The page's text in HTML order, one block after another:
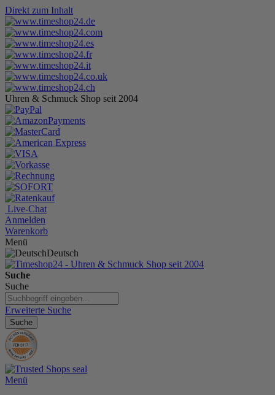
Direkt zum Inhalt
Uhren & Schmuck Shop seit 2004
Live-Chat
Anmelden
Warenkorb
Menü
Deutsch
Suche
Suche
Erweiterte Suche
Suche
Menü